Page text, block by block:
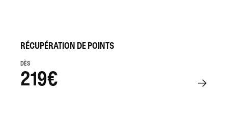
RÉCUPÉRATION DE POINTS
DÈS
219€